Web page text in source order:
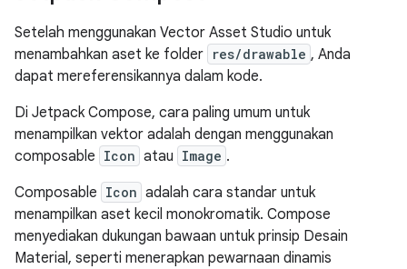
Setelah menggunakan Vector Asset Studio untuk
menambahkan aset ke folder res/drawable , Anda
dapat mereferensikannya dalam kode.
Di Jetpack Compose, cara paling umum untuk
menampilkan vektor adalah dengan menggunakan
composable Icon atau Image .
Composable Icon adalah cara standar untuk
menampilkan aset kecil monokromatik. Compose
menyediakan dukungan bawaan untuk prinsip Desain
Material, seperti menerapkan pewarnaan dinamis